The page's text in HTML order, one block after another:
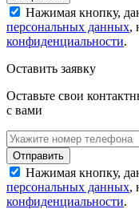
Нажимая кнопку,
персональных данных,
конфиденциальности.
Оставить заявку
Оставьте свои
с вами
Нажимая кнопку,
персональных данных,
конфиденциальности.